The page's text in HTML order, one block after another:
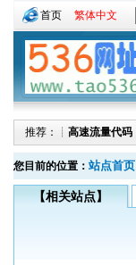
首页 繁体中文
推荐：┊ 高速流量代码
您目前的位置： 站点首页
【相关站点】